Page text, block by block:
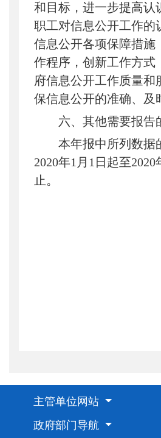
和目标，进一步提高认
职工对信息公开工作的
信息公开各项保障措施
作程序，创新工作方式
府信息公开工作质量和
保信息公开的准确、及
六、其他需要报告
本年报中所列数据
2020年1月1日起至2020
止。
主管单位网站
政府部门导航